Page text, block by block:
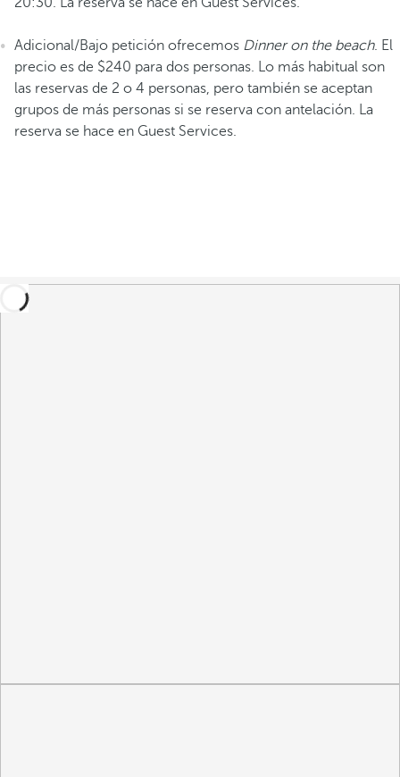
Adicional/Bajo petición ofrecemos Dinner on the beach. El
precio es de $240 para dos personas. Lo más habitual son
las reservas de 2 o 4 personas, pero también se aceptan
grupos de más personas si se reserva con antelación. La
reserva se hace en Guest Services.